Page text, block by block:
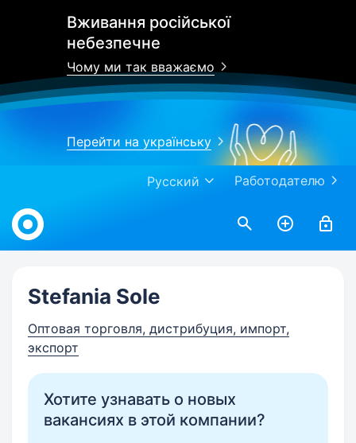
Вживання російської
небезпечне
Чому ми так вважаємо
Перейти на українську
Работодателю
Русский
Work.ua
Stefania Sole
Оптовая торговля, дистрибуция, импорт,
экспорт
Хотите узнавать о новых
вакансиях в этой компании?